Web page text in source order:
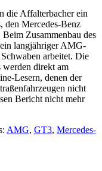
die Affalterbacher ein
den Mercedes-Benz
Zusammenbau des
langjähriger AMG-
arbeitet. Die
werden direkt am
Lesern, denen der
nicht
Bericht nicht mehr
AMG, GT3, Mercedes-